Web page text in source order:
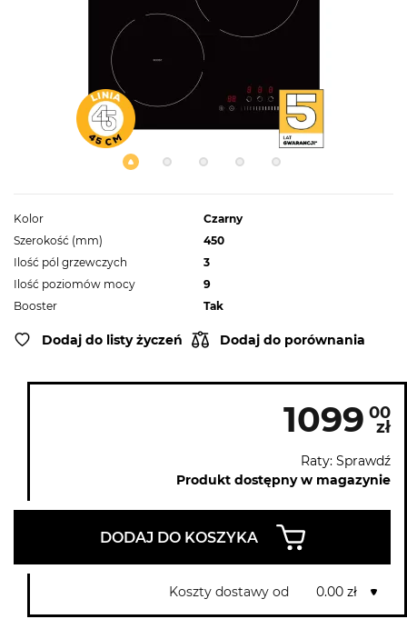
Kolor
Czarny
Szerokość (mm)
450
Ilość pól grzewczych
3
Ilość poziomów mocy
9
Booster
Tak
Dodaj do listy życzeń Dodaj do porównania
1099 00
zł
Raty: Sprawdź
Produkt dostępny w magazynie
DODAJ DO KOSZYKA
Koszty dostawy od 0.00 zł